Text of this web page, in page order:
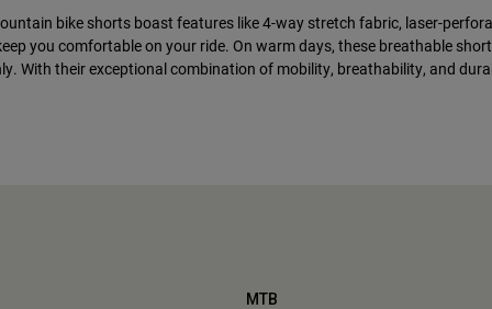
bike shorts boast features like 4-way stretch fabric, laser-
you comfortable on your ride. On warm days, these breathable
With their exceptional combination of mobility, breathability, and
MTB